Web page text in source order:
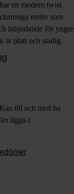
en modern twist
motiv som
inbjudande för yngre
är platt och stadig,
och gör att spelet blir
till och med ha
ligga i